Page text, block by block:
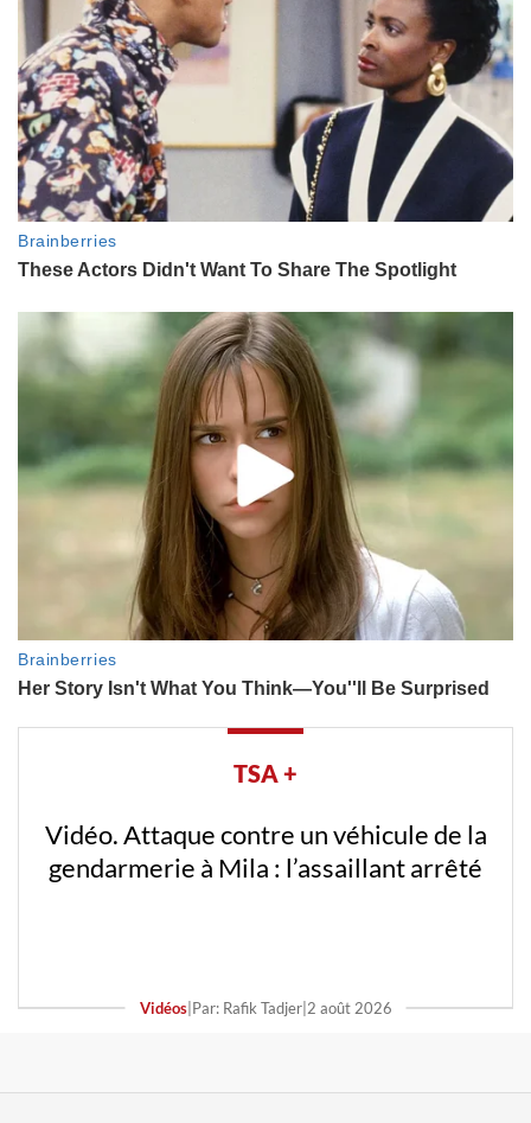
TSA +
Vidéo. Attaque contre un véhicule de la
gendarmerie à Mila : l’assaillant arrêté
Vidéos|Par: Rafik Tadjer|2 août 2026